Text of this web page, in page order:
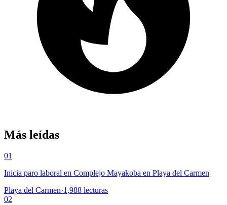
Más leídas
01
Inicia paro laboral en Complejo Mayakoba en Playa del Carmen
Playa del Carmen·1,988 lecturas
02